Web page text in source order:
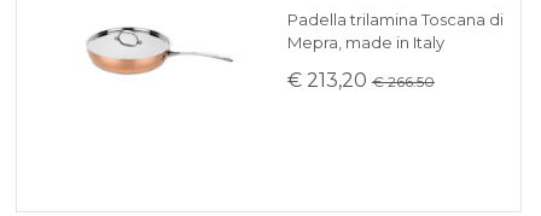
Padella trilamina Toscana di
Mepra, made in Italy
€ 213,20 € 266.50